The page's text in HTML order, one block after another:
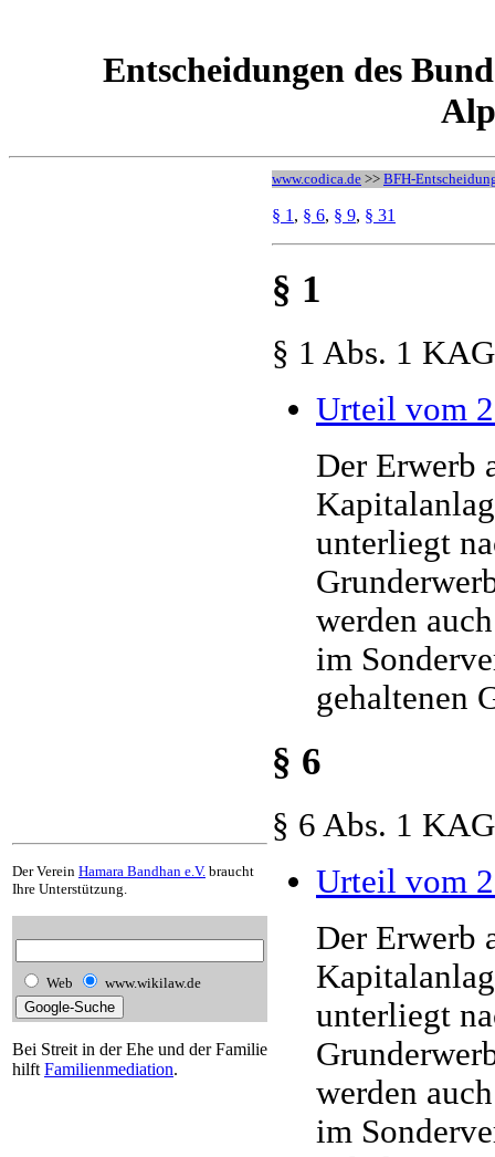
Entscheidungen des
Der Verein Hamara Bandhan e.V. braucht
Ihre Unterstützung.
Web www.wikilaw.de
Bei Streit in der Ehe und der Familie
hilft Familienmediation.
www.codica.de >> BFH-
§ 1 , § 6, § 9, § 31
§ 1
§ 1 Abs. 1
Urteil vom
Der Erwerb
unterliegt
werden
im
gehaltenen
§ 6
§ 6 Abs. 1
Urteil vom
Der Erwerb
unterliegt
werden
im